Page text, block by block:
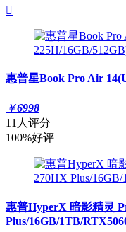

惠普星Book Pro Air
￥6998
11人评分
100%好评
惠普HyperX 暗影精灵
Plus/16GB/1TB/